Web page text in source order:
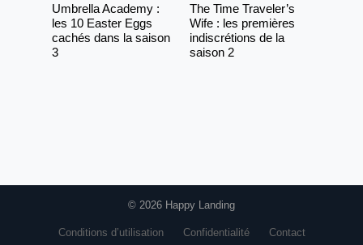
Umbrella Academy :
les 10 Easter Eggs
cachés dans la saison
3
The Time Traveler’s
Wife : les premières
indiscrétions de la
saison 2
© 2026 Happy Landing
Conditions d’utilisation Confidentialité Contact